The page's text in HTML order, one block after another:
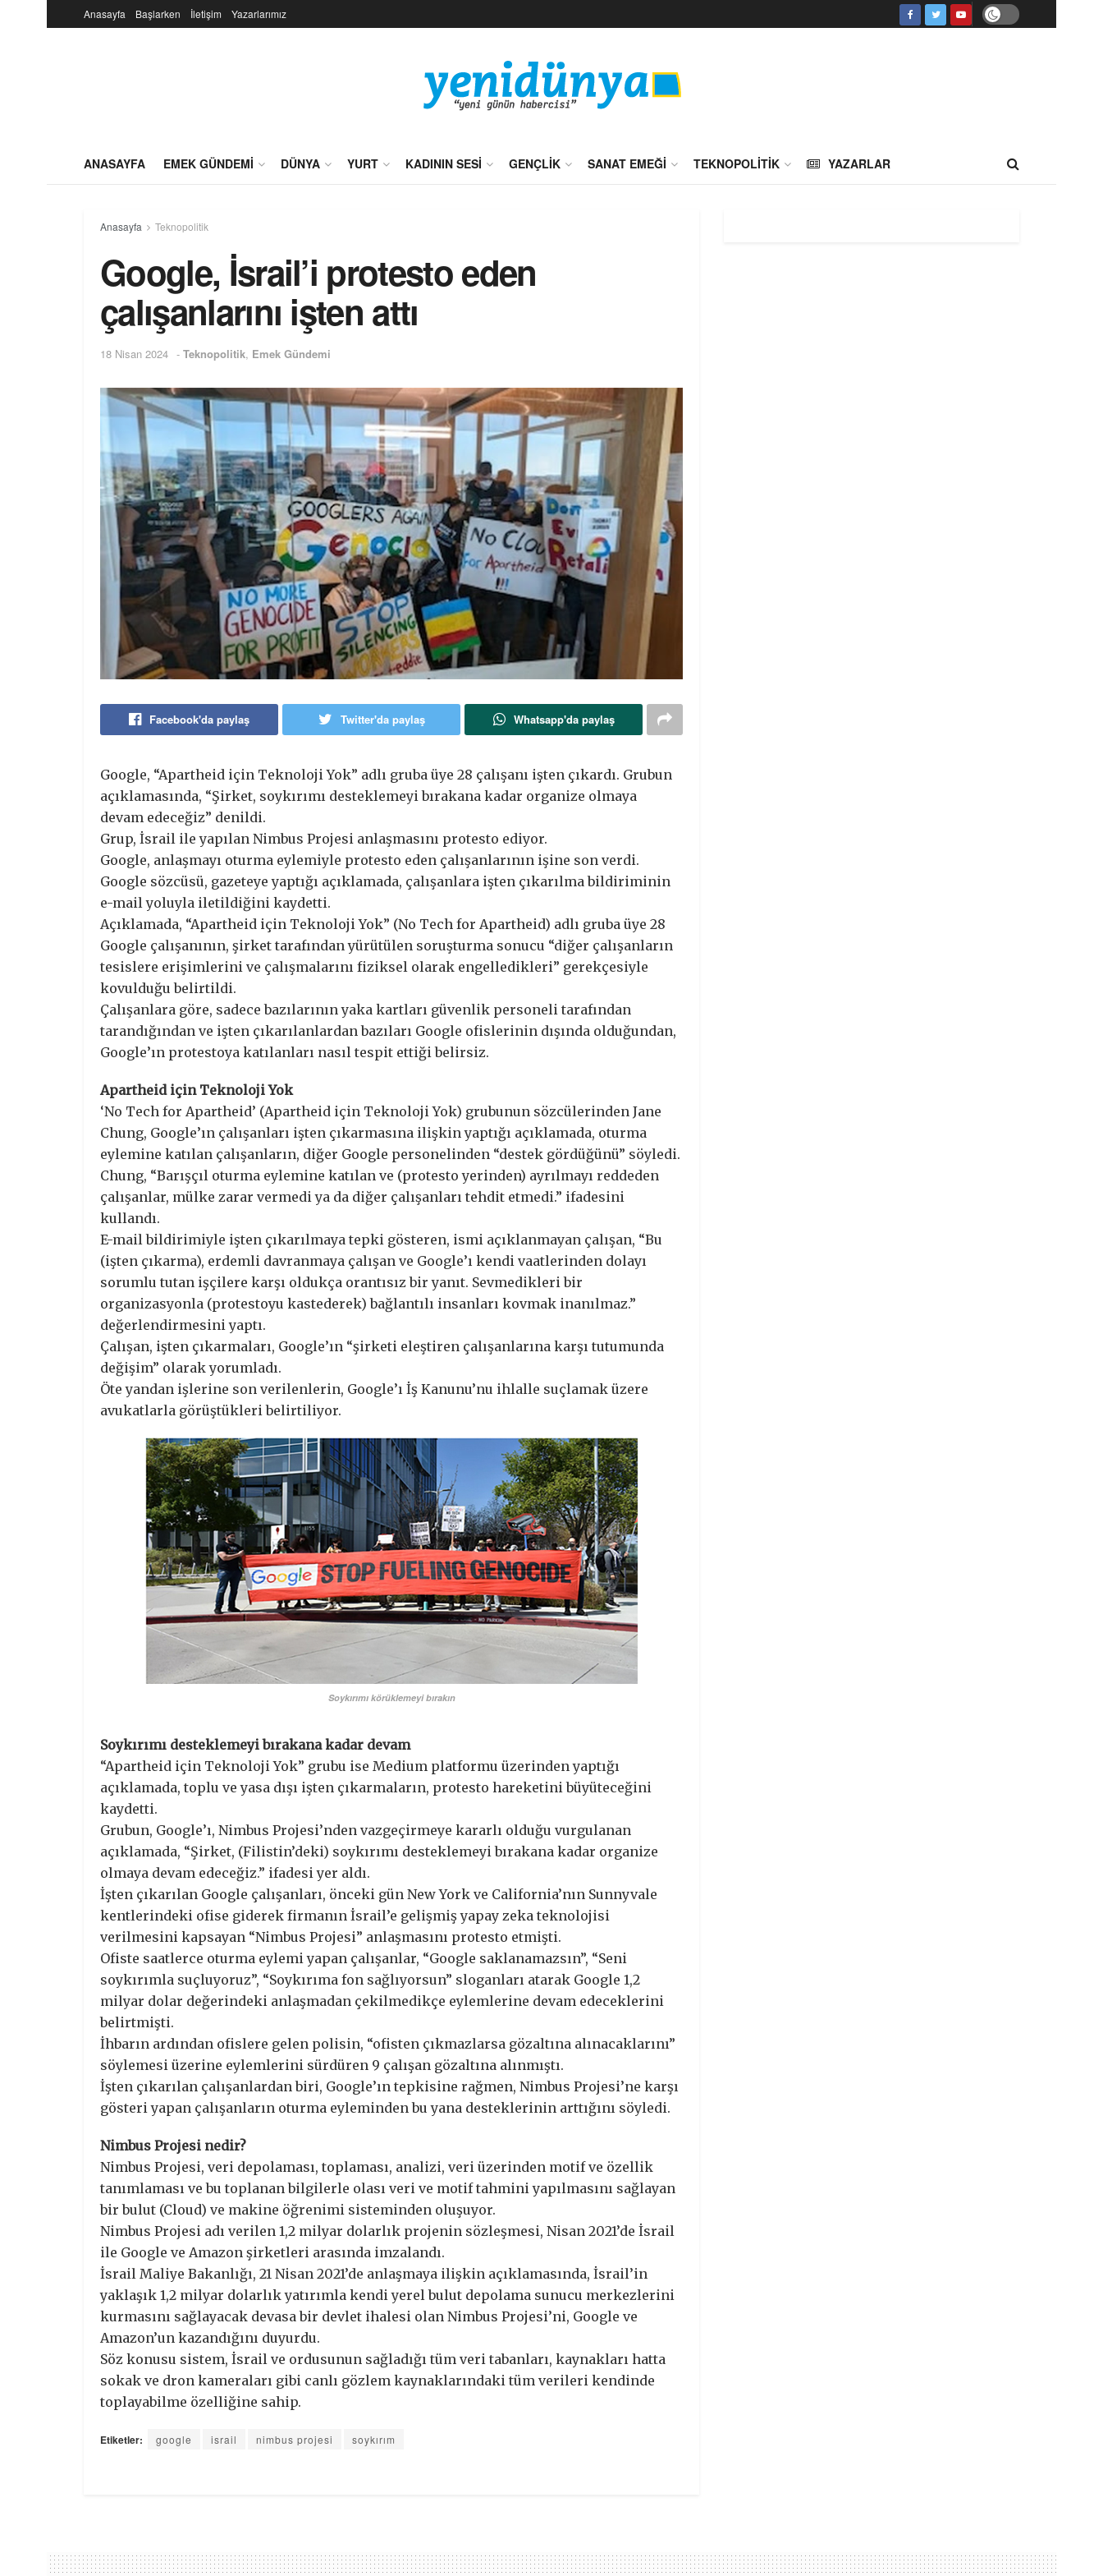
Anasayfa Başlarken İletişim Yazarlarımız
ANASAYFA EMEK GÜNDEMI DÜNYA YURT KADININ SESI GENÇLIK SANAT EMEĞI TEKNOPOLITIK YAZARLAR
Anasayfa Teknopolitik
Google, İsrail’i protesto eden
çalışanlarını işten attı
18 Nisan 2024 - Teknopolitik, Emek Gündemi
Facebook'da paylaş Twitter'da paylaş Whatsapp'da paylaş
Google, “Apartheid için Teknoloji Yok” adlı gruba üye 28 çalışanı işten çıkardı. Grubun
açıklamasında, “Şirket, soykırımı desteklemeyi bırakana kadar organize olmaya
devam edeceğiz” denildi.
Grup, İsrail ile yapılan Nimbus Projesi anlaşmasını protesto ediyor.
Google, anlaşmayı oturma eylemiyle protesto eden çalışanlarının işine son verdi.
Google sözcüsü, gazeteye yaptığı açıklamada, çalışanlara işten çıkarılma bildiriminin
e-mail yoluyla iletildiğini kaydetti.
Açıklamada, “Apartheid için Teknoloji Yok” (No Tech for Apartheid) adlı gruba üye 28
Google çalışanının, şirket tarafından yürütülen soruşturma sonucu “diğer çalışanların
tesislere erişimlerini ve çalışmalarını fiziksel olarak engelledikleri” gerekçesiyle
kovulduğu belirtildi.
Çalışanlara göre, sadece bazılarının yaka kartları güvenlik personeli tarafından
tarandığından ve işten çıkarılanlardan bazıları Google ofislerinin dışında olduğundan,
Google’ın protestoya katılanları nasıl tespit ettiği belirsiz.
Apartheid için Teknoloji Yok
‘No Tech for Apartheid’ (Apartheid için Teknoloji Yok) grubunun sözcülerinden Jane
Chung, Google’ın çalışanları işten çıkarmasına ilişkin yaptığı açıklamada, oturma
eylemine katılan çalışanların, diğer Google personelinden “destek gördüğünü” söyledi.
Chung, “Barışçıl oturma eylemine katılan ve (protesto yerinden) ayrılmayı reddeden
çalışanlar, mülke zarar vermedi ya da diğer çalışanları tehdit etmedi.” ifadesini
kullandı.
E-mail bildirimiyle işten çıkarılmaya tepki gösteren, ismi açıklanmayan çalışan, “Bu
(işten çıkarma), erdemli davranmaya çalışan ve Google’ı kendi vaatlerinden dolayı
sorumlu tutan işçilere karşı oldukça orantısız bir yanıt. Sevmedikleri bir
organizasyonla (protestoyu kastederek) bağlantılı insanları kovmak inanılmaz.”
değerlendirmesini yaptı.
Çalışan, işten çıkarmaları, Google’ın “şirketi eleştiren çalışanlarına karşı tutumunda
değişim” olarak yorumladı.
Öte yandan işlerine son verilenlerin, Google’ı İş Kanunu’nu ihlalle suçlamak üzere
avukatlarla görüştükleri belirtiliyor.
Soykırımı körüklemeyi bırakın
Soykırımı desteklemeyi bırakana kadar devam
“Apartheid için Teknoloji Yok” grubu ise Medium platformu üzerinden yaptığı
açıklamada, toplu ve yasa dışı işten çıkarmaların, protesto hareketini büyüteceğini
kaydetti.
Grubun, Google’ı, Nimbus Projesi’nden vazgeçirmeye kararlı olduğu vurgulanan
açıklamada, “Şirket, (Filistin’deki) soykırımı desteklemeyi bırakana kadar organize
olmaya devam edeceğiz.” ifadesi yer aldı.
İşten çıkarılan Google çalışanları, önceki gün New York ve California’nın Sunnyvale
kentlerindeki ofise giderek firmanın İsrail’e gelişmiş yapay zeka teknolojisi
verilmesini kapsayan “Nimbus Projesi” anlaşmasını protesto etmişti.
Ofiste saatlerce oturma eylemi yapan çalışanlar, “Google saklanamazsın”, “Seni
soykırımla suçluyoruz”, “Soykırıma fon sağlıyorsun” sloganları atarak Google 1,2
milyar dolar değerindeki anlaşmadan çekilmedikçe eylemlerine devam edeceklerini
belirtmişti.
İhbarın ardından ofislere gelen polisin, “ofisten çıkmazlarsa gözaltına alınacaklarını”
söylemesi üzerine eylemlerini sürdüren 9 çalışan gözaltına alınmıştı.
İşten çıkarılan çalışanlardan biri, Google’ın tepkisine rağmen, Nimbus Projesi’ne karşı
gösteri yapan çalışanların oturma eyleminden bu yana desteklerinin arttığını söyledi.
Nimbus Projesi nedir?
Nimbus Projesi, veri depolaması, toplaması, analizi, veri üzerinden motif ve özellik
tanımlaması ve bu toplanan bilgilerle olası veri ve motif tahmini yapılmasını sağlayan
bir bulut (Cloud) ve makine öğrenimi sisteminden oluşuyor.
Nimbus Projesi adı verilen 1,2 milyar dolarlık projenin sözleşmesi, Nisan 2021’de İsrail
ile Google ve Amazon şirketleri arasında imzalandı.
İsrail Maliye Bakanlığı, 21 Nisan 2021’de anlaşmaya ilişkin açıklamasında, İsrail’in
yaklaşık 1,2 milyar dolarlık yatırımla kendi yerel bulut depolama sunucu merkezlerini
kurmasını sağlayacak devasa bir devlet ihalesi olan Nimbus Projesi’ni, Google ve
Amazon’un kazandığını duyurdu.
Söz konusu sistem, İsrail ve ordusunun sağladığı tüm veri tabanları, kaynakları hatta
sokak ve dron kameraları gibi canlı gözlem kaynaklarındaki tüm verileri kendinde
toplayabilme özelliğine sahip.
Etiketler: google israil nimbus projesi soykırım